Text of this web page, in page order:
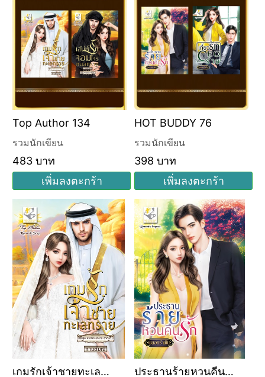
Top Author 134
รวมนักเขียน
483 บาท
เพิ่มลงตะกร้า
HOT BUDDY 76
รวมนักเขียน
398 บาท
เพิ่มลงตะกร้า
เกมรักเจ้าชายทะเล ประธานร้ายหวนคืน